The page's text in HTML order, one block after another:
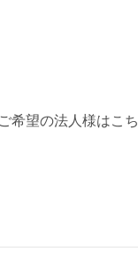
希望の法人様はこ